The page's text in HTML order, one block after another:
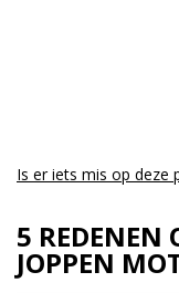
Is er iets mis op deze
5 REDENEN
JOPPEN